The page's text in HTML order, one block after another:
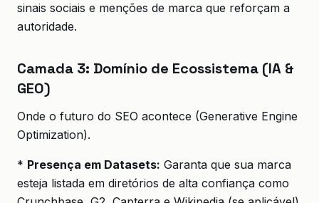
sinais sociais e menções de marca que reforçam a
autoridade.
Camada 3: Domínio de Ecossistema (IA &
GEO)
Onde o futuro do SEO acontece (Generative Engine
Optimization).
* Presença em Datasets: Garanta que sua marca
esteja listada em diretórios de alta confiança como